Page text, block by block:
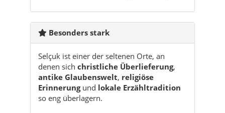
denen sichchristliche Überlieferung,
antike Glaubenswelt,religiöse
Erinnerungundlokale Erzähltradition
so eng überlagern.
Atmosphäre vor Ort